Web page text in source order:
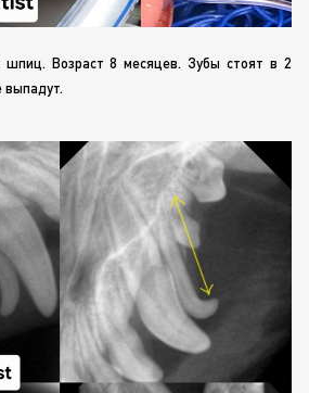
Возраст 8 месяцев. Зубы стоят в 2
выпадут.